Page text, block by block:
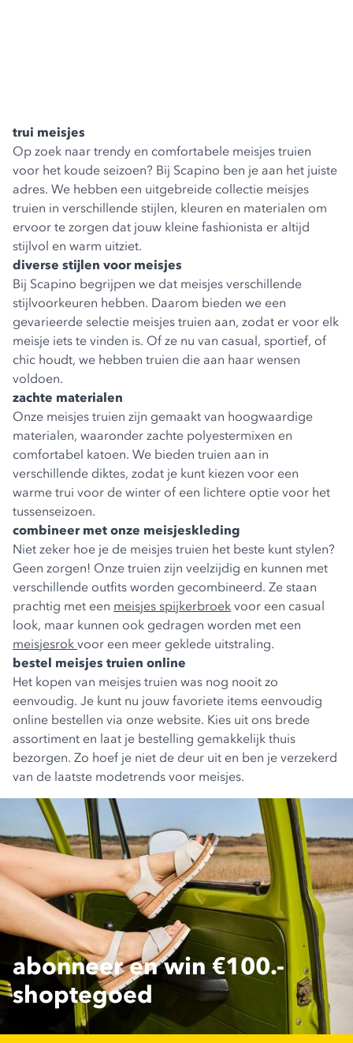
trui meisjes
Op zoek naar trendy en comfortabele meisjes truien
voor het koude seizoen? Bij Scapino ben je aan het juiste
adres. We hebben een uitgebreide collectie meisjes
truien in verschillende stijlen, kleuren en materialen om
ervoor te zorgen dat jouw kleine fashionista er altijd
stijlvol en warm uitziet.
diverse stijlen voor meisjes
Bij Scapino begrijpen we dat meisjes verschillende
stijlvoorkeuren hebben. Daarom bieden we een
gevarieerde selectie meisjes truien aan, zodat er voor elk
meisje iets te vinden is. Of ze nu van casual, sportief, of
chic houdt, we hebben truien die aan haar wensen
voldoen.
zachte materialen
Onze meisjes truien zijn gemaakt van hoogwaardige
materialen, waaronder zachte polyestermixen en
comfortabel katoen. We bieden truien aan in
verschillende diktes, zodat je kunt kiezen voor een
warme trui voor de winter of een lichtere optie voor het
tussenseizoen.
combineer met onze meisjeskleding
Niet zeker hoe je de meisjes truien het beste kunt stylen?
Geen zorgen! Onze truien zijn veelzijdig en kunnen met
verschillende outfits worden gecombineerd. Ze staan
prachtig met een meisjes spijkerbroek voor een casual
look, maar kunnen ook gedragen worden met een
meisjesrok voor een meer geklede uitstraling.
bestel meisjes truien online
Het kopen van meisjes truien was nog nooit zo
eenvoudig. Je kunt nu jouw favoriete items eenvoudig
online bestellen via onze website. Kies uit ons brede
assortiment en laat je bestelling gemakkelijk thuis
bezorgen. Zo hoef je niet de deur uit en ben je verzekerd
van de laatste modetrends voor meisjes.
abonneer en win €100.-
shoptegoed